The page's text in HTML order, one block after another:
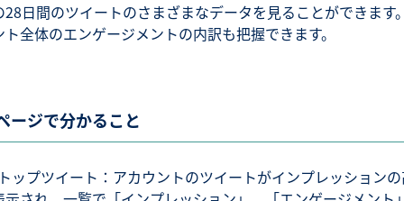
28日間のツイートのさまざまなデータを見ることができます
全体のエンゲージメントの内訳も把握できます。
ージで分かること
ップツイート：アカウントのツイートがインプレッション